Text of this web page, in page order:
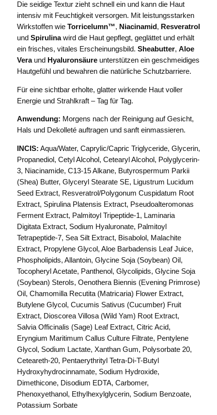
N
T
T
o
r
r
i
c
e
u
m
A
b
s
o
l
u
t
e
B
l
u
e
z
o
n
e
A
g
e
D
e
f
y
D
Die seidige Textur zieht schnell ein und kann die Haut
intensiv mit Feuchtigkeit versorgen. Mit leistungsstarken
Wirkstoffen wie Torricelumn™, Niacinamid , Resveratrol
und Spirulinawird die Haut gepflegt, geglättet und erhält
ein frisches, vitales Erscheinungsbild. Sheabutter, Aloe
Veraund Hyaluronsäureunterstützen ein geschmeidiges
Hautgefühl und bewahren die natürliche Schutzbarriere.
Für eine sichtbar erholte, glatter wirkende Haut voller
Energie und Strahlkraft – Tag für Tag.
Anwendung: Morgens nach der Reinigung auf Gesicht,
Hals und Dekolleté auftragen und sanft einmassieren.
INCIS: Aqua/Water, Caprylic/Capric Triglyceride, Glycerin,
Propanediol, Cetyl Alcohol, Cetearyl Alcohol, Polyglycerin-
3, Niacinamide, C13-15 Alkane, Butyrospermum Parkii
(Shea) Butter, Glyceryl Stearate SE, Ligustrum Lucidum
Seed Extract, Resveratrol/Polygonum Cuspidatum Root
Extract, Spirulina Platensis Extract, Pseudoalteromonas
Ferment Extract, Palmitoyl Tripeptide-1, Laminaria
Digitata Extract, Sodium Hyaluronate, Palmitoyl
Tetrapeptide-7, Sea Silt Extract, Bisabolol, Malachite
Extract, Propylene Glycol, Aloe Barbadensis Leaf Juice,
Phospholipids, Allantoin, Glycine Soja (Soybean) Oil,
Tocopheryl Acetate, Panthenol, Glycolipids, Glycine Soja
(Soybean) Sterols, Oenothera Biennis (Evening Primrose)
Oil, Chamomilla Recutita (Matricaria) Flower Extract,
Butylene Glycol, Cucumis Sativus (Cucumber) Fruit
Extract, Dioscorea Villosa (Wild Yam) Root Extract,
Salvia Officinalis (Sage) Leaf Extract, Citric Acid,
Eryngium Maritimum Callus Culture Filtrate, Pentylene
Glycol, Sodium Lactate, Xanthan Gum, Polysorbate 20,
Ceteareth-20, Pentaerythrityl Tetra-Di-T-Butyl
Hydroxyhydrocinnamate, Sodium Hydroxide,
Dimethicone, Disodium EDTA, Carbomer,
Phenoxyethanol, Ethylhexylglycerin, Sodium Benzoate,
Potassium Sorbate